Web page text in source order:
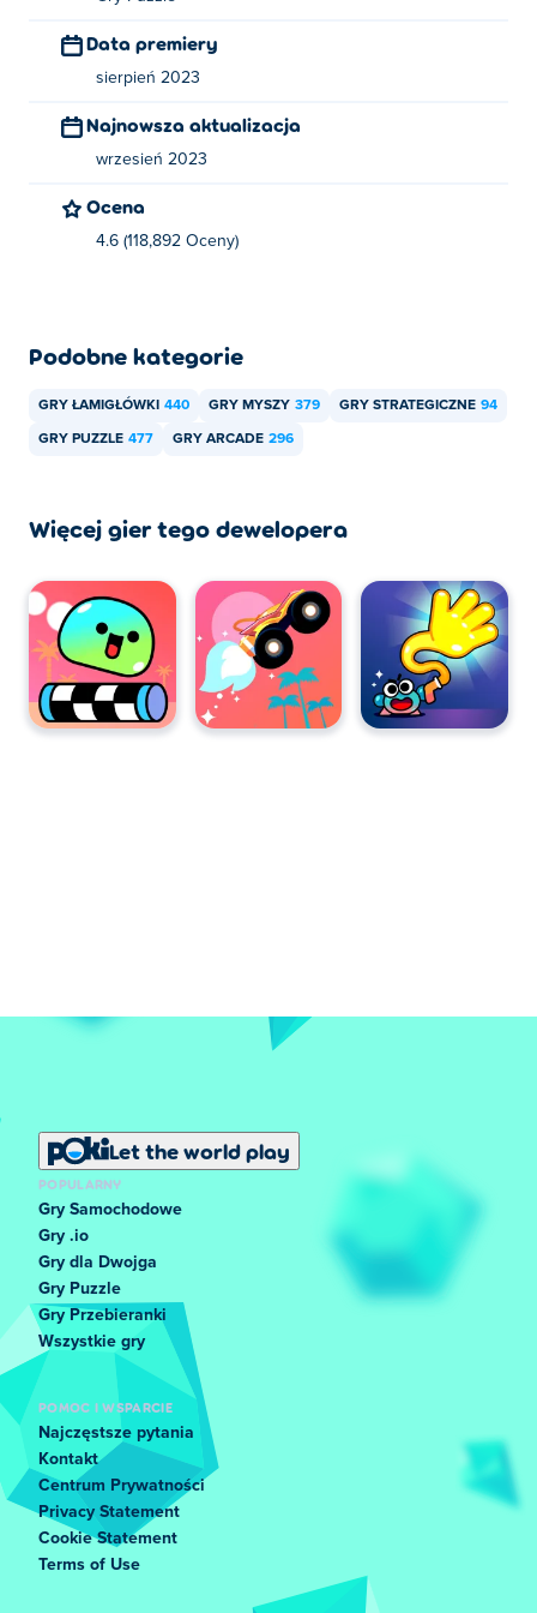
Możesz grać w Blumgi Bloom za darmo na Poki.
Czy mogę grać w Blumgi Bloom na
urządzeniach mobilnych i komputerach?
Blumgi Bloom można odtwarzać na komputerze i
urządzeniach mobilnych, takich jak telefony i tablety.
Data premiery
sierpień 2023
Najnowsza aktualizacja
wrzesień 2023
Ocena
4.6 (118,892 Oceny)
Podobne kategorie
GRY ŁAMIGŁÓWKI 440 GRY MYSZY 379 GRY STRATEGICZNE 94
GRY PUZZLE 477 GRY ARCADE 296
Więcej gier tego dewelopera
Let the world play
POPULARNY
Gry Samochodowe
Gry .io
Gry dla Dwojga
Gry Puzzle
Gry Przebieranki
Wszystkie gry
POMOC I WSPARCIE
Najczęstsze pytania
Kontakt
Centrum Prywatności
Privacy Statement
Cookie Statement
Terms of Use